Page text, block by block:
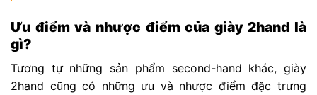
Ưu điểm và nhược điểm của giày 2hand là
gì?
Tương tự những sản phẩm second-hand khác, giày
2hand cũng có những ưu và nhược điểm đặc trưng